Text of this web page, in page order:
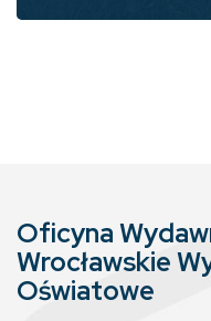
Oficyna
Wrocławskie
Oświatowe